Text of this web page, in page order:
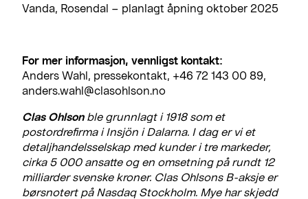
Vanda, Rosendal – planlagt åpning oktober 2025
For mer informasjon, vennligst kontakt:
Anders Wahl, pressekontakt, +46 72 143 00 89,
anders.wahl@clasohlson.no
Clas Ohlson ble grunnlagt i 1918 som et
postordrefirma i Insjön i Dalarna. I dag er vi et
detaljhandelsselskap med kunder i tre markeder,
cirka 5 000 ansatte og en omsetning på rundt 12
milliarder svenske kroner. Clas Ohlsons B-aksje er
børsnotert på Nasdaq Stockholm. Mye har skjedd